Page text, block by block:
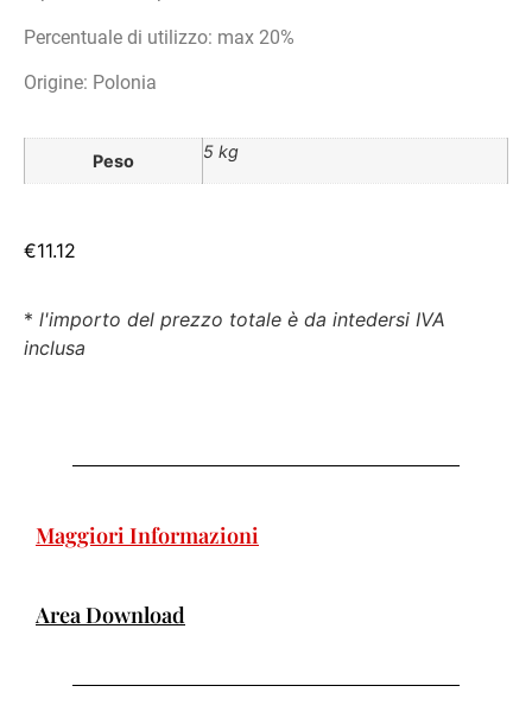
Percentuale di utilizzo: max 20%
Origine: Polonia
Peso 5 kg
€11.12
* l'importo del prezzo totale è da intedersi IVA
inclusa
Maggiori Informazioni
Area Download